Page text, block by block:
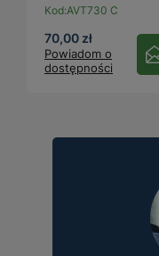
Kod:AVT730 C
70,00 zł
Powiadom o
dostępności